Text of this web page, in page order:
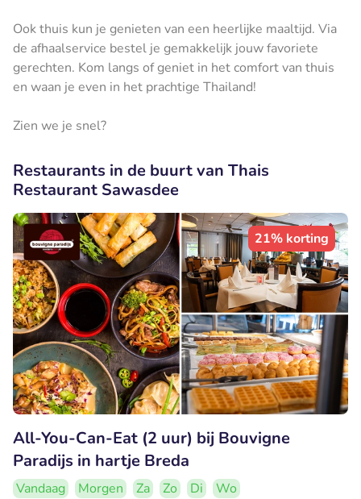
Ook thuis kun je genieten van een heerlijke maaltijd. Via
de afhaalservice bestel je gemakkelijk jouw favoriete
gerechten. Kom langs of geniet in het comfort van thuis
en waan je even in het prachtige Thailand!
Zien we je snel?
Restaurants in de buurt van Thais
Restaurant Sawasdee
21% korting
All-You-Can-Eat (2 uur) bij Bouvigne
Paradijs in hartje Breda
Vandaag Morgen Za Zo Di
Wo